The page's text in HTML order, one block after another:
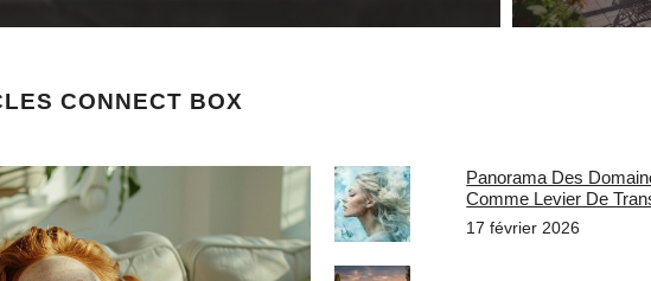
CONNECT BOX
Panorama Des
Comme Levier De
17 février 2026